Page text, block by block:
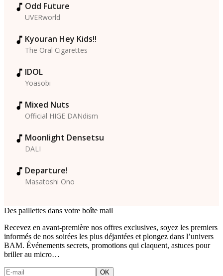
Odd Future
UVERworld
Kyouran Hey Kids!!
The Oral Cigarettes
IDOL
Yoasobi
Mixed Nuts
Official HIGE DANdism
Moonlight Densetsu
DALI
Departure!
Masatoshi Ono
Des paillettes dans votre boîte mail
Recevez en avant-première nos offres exclusives, soyez les premiers
informés de nos soirées les plus déjantées et plongez dans l’univers
BAM. Événements secrets, promotions qui claquent, astuces pour
briller au micro…